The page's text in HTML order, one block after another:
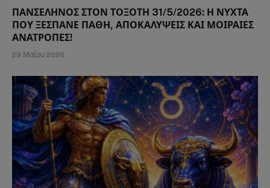
ΠΑΝΣΕΛΗΝΟΣ ΣΤΟΝ ΤΟΞΟΤΗ 31/5/2026: Η ΝΥΧΤΑ
ΠΟΥ ΞΕΣΠΑΝΕ ΠΑΘΗ, ΑΠΟΚΑΛΥΨΕΙΣ ΚΑΙ ΜΟΙΡΑΙΕΣ
ΑΝΑΤΡΟΠΕΣ!
29 Μαΐου 2026